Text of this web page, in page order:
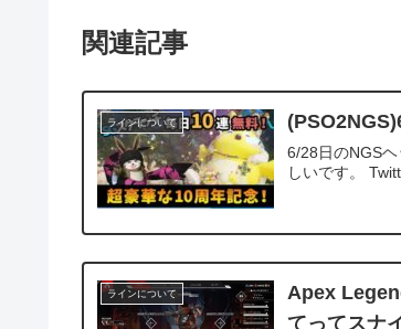
関連記事
ラインについて
6/28日のNGS
しいです。
ラインについて
Apex
てってスナ